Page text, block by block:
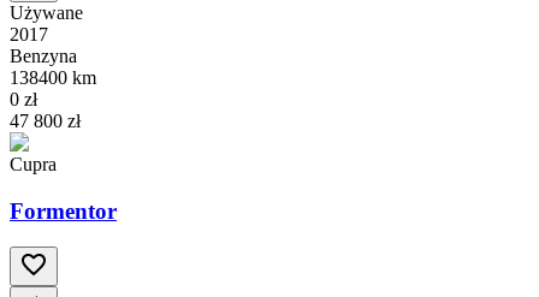
Używane
2017
Benzyna
138400 km
0 zł
47 800 zł
Cupra
Formentor